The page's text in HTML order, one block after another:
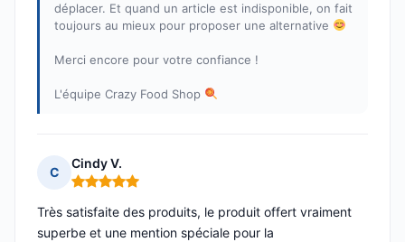
déplacer. Et quand un article est indisponible, on fait
toujours au mieux pour proposer une alternative
Merci encore pour votre confiance !
L'équipe Crazy Food Shop
C
Cindy V.
Note : 5 sur 5
Très satisfaite des produits, le produit offert vraiment
superbe et une mention spéciale pour la